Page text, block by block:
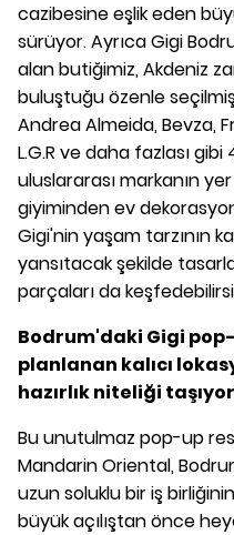
cazibesine eşlik eden
sürüyor. Ayrıca Gigi
alan butiğimiz, Akdeniz
buluştuğu özenle
Andrea Almeida, Bevza,
L.G.R ve daha fazlası
uluslararası markanın yer
giyiminden ev
Gigi'nin yaşam tarzının
yansıtacak şekilde
parçaları da
Bodrum'daki Gigi pop-
planlanan kalıcı
hazırlık niteliği
Bu unutulmaz pop-up
Mandarin Oriental,
uzun soluklu bir iş
büyük açılıştan önce